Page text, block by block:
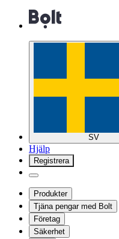
SV
Hjälp
Registrera
Produkter
Tjäna pengar med Bolt
Företag
Säkerhet